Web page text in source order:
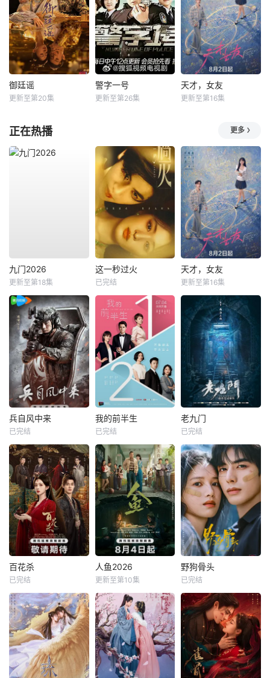
御廷谣
更新至第20集
警字一号
更新至第26集
天才，女友
更新至第16集
正在热播 更多
九门2026
更新至第18集
这一秒过火
已完结
天才，女友
更新至第16集
兵自风中来
已完结
我的前半生
已完结
老九门
已完结
百花杀
已完结
人鱼2026
更新至第10集
野狗骨头
已完结